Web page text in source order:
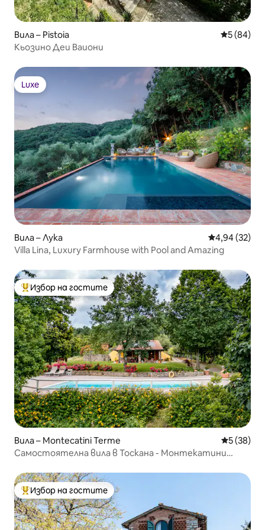
Вила – Pistoia Средна
5 (84)
Кьозино Деи Ваиони
Luxe
Luxe
Вила – Лука Средна
4,94 (32)
Villa Lina, Luxury Farmhouse with Pool and Amazing
Най-популярен избор на гостите
Избор на гостите
Вила – Montecatini Terme Средна
5 (38)
Самостоятелна вила в Тоскана - Монтекатини
Най-популярен избор на гостите
Избор на гостите